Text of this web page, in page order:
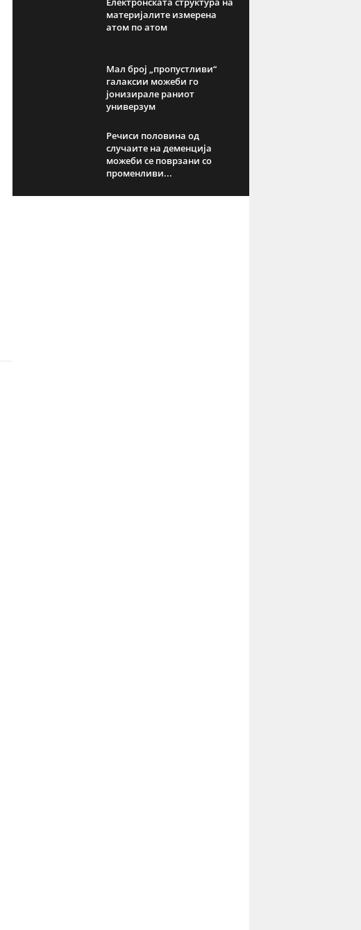
материјалите измерена
атом по атом
Мал број „пропустливи“
галаксии можеби го
јонизирале раниот
универзум
Речиси половина од
случаите на деменција
можеби се поврзани со
променливи...